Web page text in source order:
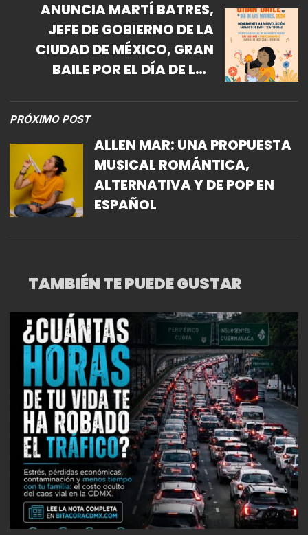
ANUNCIA MARTÍ BATRES,
JEFE DE GOBIERNO DE LA
CIUDAD DE MÉXICO, GRAN
BAILE POR EL DÍA DE LAS
PRÓXIMO POST
ALLEN MAR: UNA PROPUESTA
MUSICAL ROMÁNTICA,
ALTERNATIVA Y DE POP EN
ESPAÑOL
TAMBIÉN TE PUEDE GUSTAR